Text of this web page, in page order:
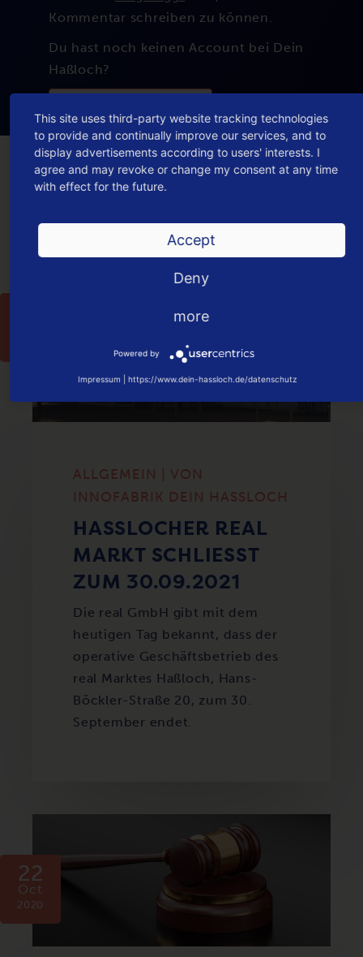
Kommentar schreiben zu können.
Du hast noch keinen Account bei Dein
Haßloch?
MEHR AUS DER KATEGORIE
"ALLGEMEIN"
ALLGEMEIN | VON
INNOFABRIK DEIN HASSLOCH
HASSLOCHER REAL M
ARKT SCHLIESST ZU
M 30.09.2021
Die real GmbH gibt mit dem
heutigen Tag bekannt, dass der
operative Geschäftsbetrieb des
real Marktes Haßloch, Hans-
Böckler-Straße 20, zum 30.
September endet.
22
Oct
2020
This site uses third-party website tracking technologies
to provide and continually improve our services, and to
display advertisements according to users' interests. I
agree and may revoke or change my consent at any time
with effect for the future.
Accept
Deny
more
Powered by
Impressum https://www.dein-hassloch.de/datenschutz